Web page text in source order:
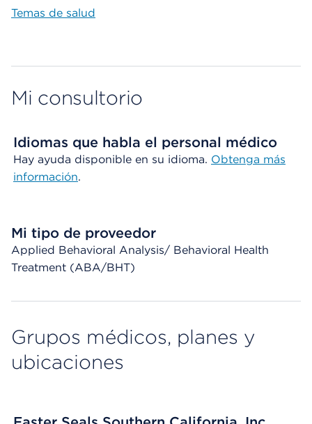
Temas de salud
Mi consultorio
Idiomas que habla el personal médico
Hay ayuda disponible en su idioma. Obtenga más
información.
Mi tipo de proveedor
Applied Behavioral Analysis/ Behavioral Health
Treatment (ABA/BHT)
Grupos médicos, planes y
ubicaciones